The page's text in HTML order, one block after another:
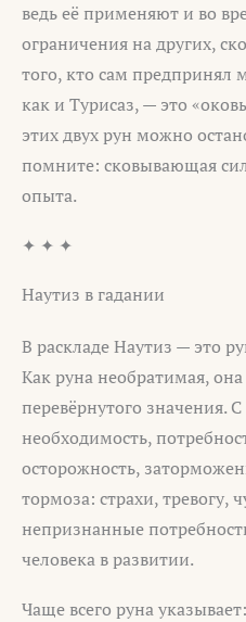
ведь её применяют и во
ограничения на других,
того, кто сам предпринял
как и Турисаз, — это
этих двух рун можно
помните: сковывающая
опыта.
✦ ✦ ✦
Наутиз в гадании
В раскладе Наутиз — это
Как руна необратимая,
перевёрнутого значения.
необходимость,
осторожность,
тормоза: страхи, тревогу,
непризнанные
человека в развитии.
Чаще всего руна